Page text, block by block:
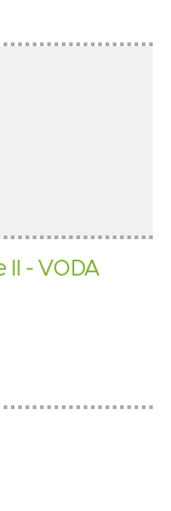
II - VODA